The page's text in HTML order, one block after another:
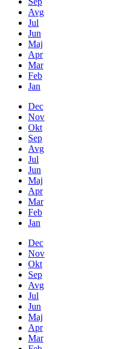
Avg
Jul
Jun
Maj
Apr
Mar
Feb
Jan
Dec
Nov
Okt
Sep
Avg
Jul
Jun
Maj
Apr
Mar
Feb
Jan
Dec
Nov
Okt
Sep
Avg
Jul
Jun
Maj
Apr
Mar